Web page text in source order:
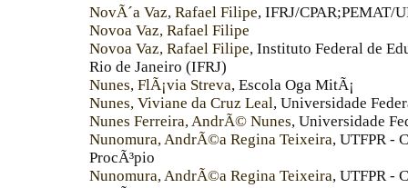
NovÃ´a Vaz, Rafael Filipe, IFRJ/CPAR;PEMAT/
Novoa Vaz, Rafael Filipe
Novoa Vaz, Rafael Filipe, Instituto Federal de
Rio de Janeiro (IFRJ)
Nunes, FlÃ¡via Streva, Escola Oga MitÃ¡
Nunes, Viviane da Cruz Leal, Universidade
Nunes Ferreira, AndrÃ© Nunes, Universidade
Nunomura, AndrÃ©a Regina Teixeira, UTFPR -
ProcÃ³pio
Nunomura, AndrÃ©a Regina Teixeira, UTFPR -